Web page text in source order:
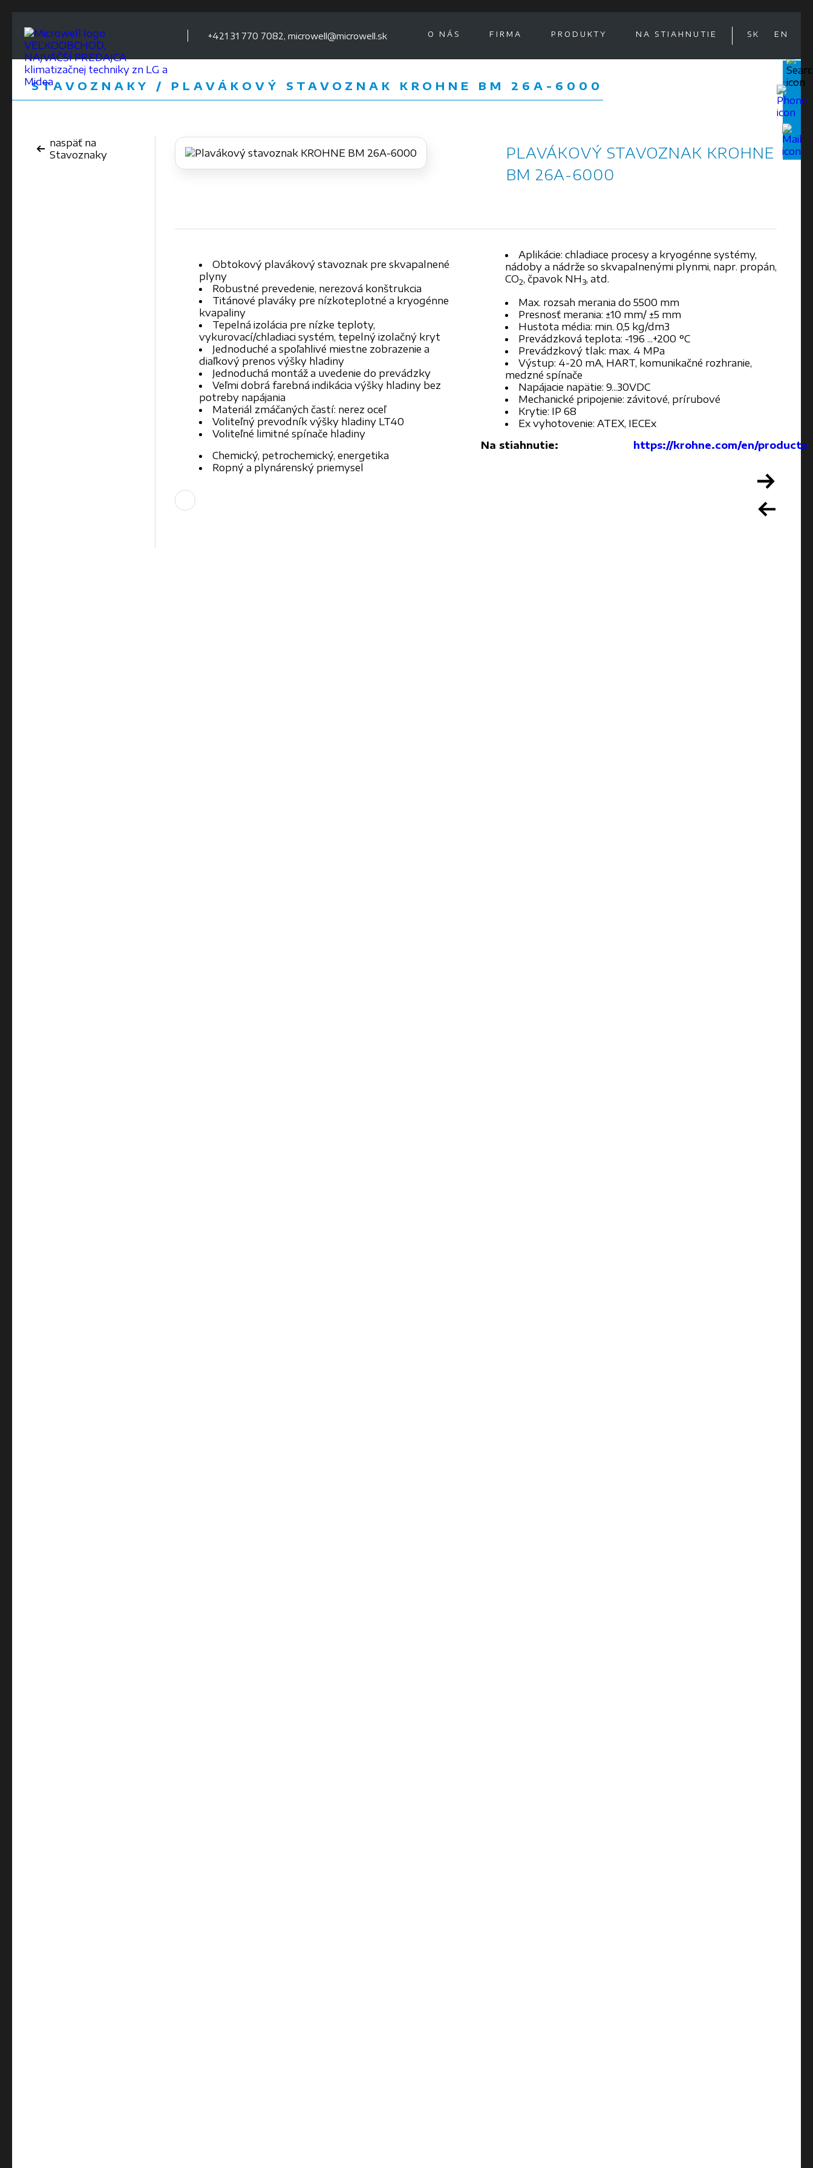
VEĽKOOBCHOD,
NAJVÄČŠÍ PREDAJCA
klimatizačnej techniky zn LG a
Midea
+421 31 770 7082, microwell@microwell.sk O NÁS FIRMA PRODUKTY NA STIAHNUTIE SK EN
STAVOZNAKY / PLAVÁKOVÝ STAVOZNAK KROHNE BM 26A-6000
naspäť na
Stavoznaky
PLAVÁKOVÝ STAVOZNAK KROHNE
BM 26A-6000
Obtokový plavákový stavoznak pre skvapalnené
plyny
Robustné prevedenie, nerezová konštrukcia
Titánové plaváky pre nízkoteplotné a kryogénne
kvapaliny
Tepelná izolácia pre nízke teploty,
vykurovací/chladiaci systém, tepelný izolačný kryt
Jednoduché a spoľahlivé miestne zobrazenie a
diaľkový prenos výšky hladiny
Jednoduchá montáž a uvedenie do prevádzky
Veľmi dobrá farebná indikácia výšky hladiny bez
potreby napájania
Materiál zmáčaných častí: nerez oceľ
Voliteľný prevodník výšky hladiny LT40
Voliteľné limitné spínače hladiny
Chemický, petrochemický, energetika
Ropný a plynárenský priemysel
Aplikácie: chladiace procesy a kryogénne systémy,
nádoby a nádrže so skvapalnenými plynmi, napr. propán,
CO2, čpavok NH3, atd.
Max. rozsah merania do 5500 mm
Presnosť merania: ±10 mm/ ±5 mm
Hustota média: min. 0,5 kg/dm3
Prevádzková teplota: -196 ...+200 °C
Prevádzkový tlak: max. 4 MPa
Výstup: 4-20 mA, HART, komunikačné rozhranie,
medzné spínače
Napájacie napätie: 9...30VDC
Mechanické pripojenie: závitové, prírubové
Krytie: IP 68
Ex vyhotovenie: ATEX, IECEx
Na stiahnutie:
https://krohne.com/en/products